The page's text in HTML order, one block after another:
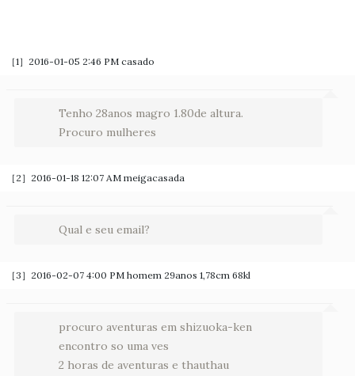
［1］2016-01-05 2:46 PM casado
Tenho 28anos magro 1.80de altura.
Procuro mulheres
［2］2016-01-18 12:07 AM meigacasada
Qual e seu email?
［3］2016-02-07 4:00 PM homem 29anos 1,78cm 68kl
procuro aventuras em shizuoka-ken
encontro so uma ves
2 horas de aventuras e thauthau